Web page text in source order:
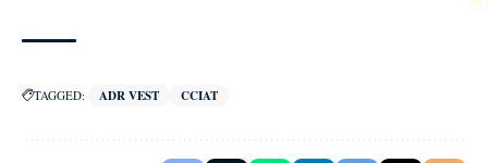
TAGGED: ADR VEST CCIAT